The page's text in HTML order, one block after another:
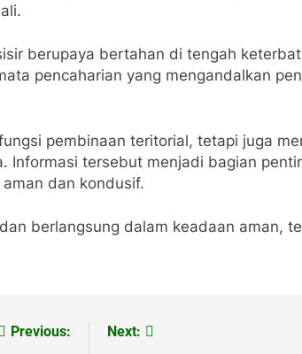
berupaya bertahan di tengah
pencaharian yang mengandalkan
pembinaan teritorial, tetapi juga
tersebut menjadi bagian
dan kondusif.
berlangsung dalam keadaan aman,
Previous:
Next: